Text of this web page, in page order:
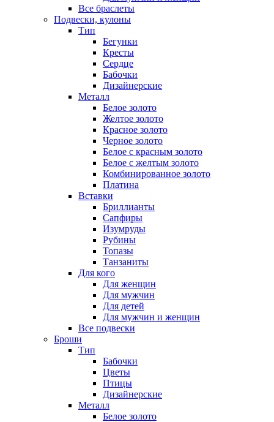
Все браслеты
Подвески, кулоны
Тип
Бегунки
Кресты
Сердце
Бабочки
Дизайнерские
Металл
Белое золото
Желтое золото
Красное золото
Черное золото
Белое с красным золото
Белое с желтым золото
Комбинированное золото
Платина
Вставки
Бриллианты
Сапфиры
Изумруды
Рубины
Топазы
Танзаниты
Для кого
Для женщин
Для мужчин
Для детей
Для мужчин и женщин
Все подвески
Броши
Тип
Бабочки
Цветы
Птицы
Дизайнерские
Металл
Белое золото